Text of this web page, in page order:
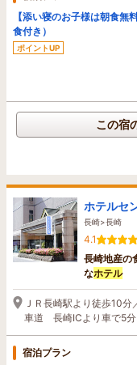
【添い寝のお子様は朝食無料
食付き）
ポイントUP
この宿
ホテルセ
長崎>長崎
4.1
長崎地産の
なホテル
ＪＲ長崎駅より徒歩10
車道 長崎ICより車で5分
宿泊プラン